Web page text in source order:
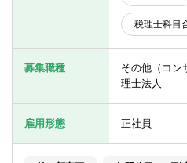
転職
ご利
税理士科目
募集職種
その他（コン
理士法人
雇用形態 正社員